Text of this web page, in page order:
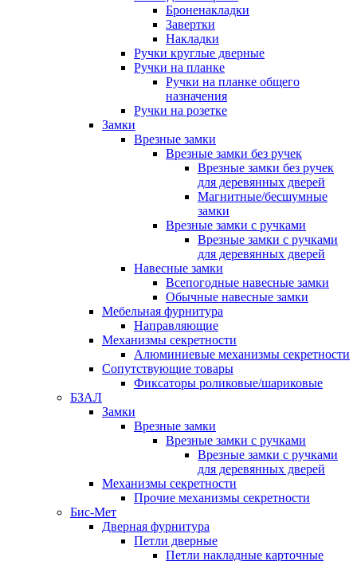
Броненакладки
Завертки
Накладки
Ручки круглые дверные
Ручки на планке
Ручки на планке общего
назначения
Ручки на розетке
Замки
Врезные замки
Врезные замки без ручек
Врезные замки без ручек
для деревянных дверей
Магнитные/бесшумные
замки
Врезные замки с ручками
Врезные замки с ручками
для деревянных дверей
Навесные замки
Всепогодные навесные замки
Обычные навесные замки
Мебельная фурнитура
Направляющие
Механизмы секретности
Алюминиевые механизмы секретности
Сопутствующие товары
Фиксаторы роликовые/шариковые
БЗАЛ
Замки
Врезные замки
Врезные замки с ручками
Врезные замки с ручками
для деревянных дверей
Механизмы секретности
Прочие механизмы секретности
Бис-Мет
Дверная фурнитура
Петли дверные
Петли накладные карточные